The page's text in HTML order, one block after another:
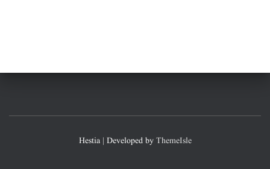
Hestia | Developed by ThemeIsle